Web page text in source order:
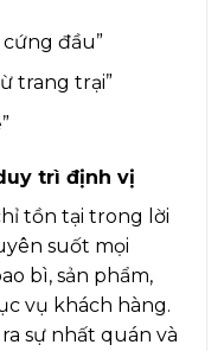
đầu”
trang trại”
trì định vị
tồn tại trong lời
suốt mọi
bì, sản phẩm,
vụ khách hàng.
sự nhất quán và